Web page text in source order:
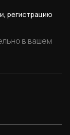
регистрацию